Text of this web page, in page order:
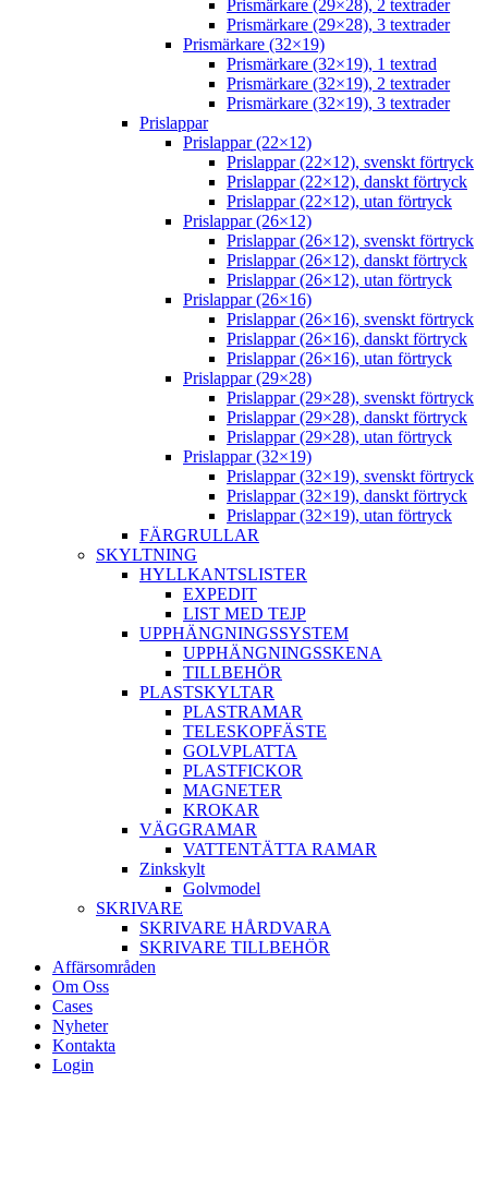
Prismärkare (29×28), 2 textrader
Prismärkare (29×28), 3 textrader
Prismärkare (32×19)
Prismärkare (32×19), 1 textrad
Prismärkare (32×19), 2 textrader
Prismärkare (32×19), 3 textrader
Prislappar
Prislappar (22×12)
Prislappar (22×12), svenskt förtryck
Prislappar (22×12), danskt förtryck
Prislappar (22×12), utan förtryck
Prislappar (26×12)
Prislappar (26×12), svenskt förtryck
Prislappar (26×12), danskt förtryck
Prislappar (26×12), utan förtryck
Prislappar (26×16)
Prislappar (26×16), svenskt förtryck
Prislappar (26×16), danskt förtryck
Prislappar (26×16), utan förtryck
Prislappar (29×28)
Prislappar (29×28), svenskt förtryck
Prislappar (29×28), danskt förtryck
Prislappar (29×28), utan förtryck
Prislappar (32×19)
Prislappar (32×19), svenskt förtryck
Prislappar (32×19), danskt förtryck
Prislappar (32×19), utan förtryck
FÄRGRULLAR
SKYLTNING
HYLLKANTSLISTER
EXPEDIT
LIST MED TEJP
UPPHÄNGNINGSSYSTEM
UPPHÄNGNINGSSKENA
TILLBEHÖR
PLASTSKYLTAR
PLASTRAMAR
TELESKOPFÄSTE
GOLVPLATTA
PLASTFICKOR
MAGNETER
KROKAR
VÄGGRAMAR
VATTENTÄTTA RAMAR
Zinkskylt
Golvmodel
SKRIVARE
SKRIVARE HÅRDVARA
SKRIVARE TILLBEHÖR
Affärsområden
Om Oss
Cases
Nyheter
Kontakta
Login